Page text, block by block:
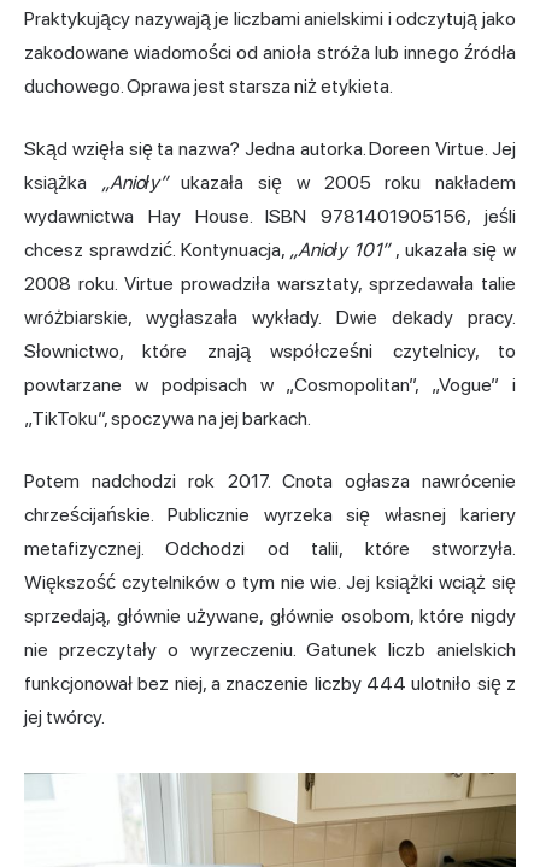
Praktykujący nazywają je liczbami anielskimi i odczytują jako
zakodowane wiadomości od anioła stróża lub innego źródła
duchowego. Oprawa jest starsza niż etykieta.
Skąd wzięła się ta nazwa? Jedna autorka. Doreen Virtue. Jej
książka „Anioły”ukazała się w 2005 roku nakładem
wydawnictwa Hay House. ISBN 9781401905156, jeśli
chcesz sprawdzić. Kontynuacja, „Anioły 101”, ukazała się w
2008 roku. Virtue prowadziła warsztaty, sprzedawała talie
wróżbiarskie, wygłaszała wykłady. Dwie dekady pracy.
Słownictwo, które znają współcześni czytelnicy, to
powtarzane w podpisach w „Cosmopolitan”, „Vogue” i
„TikToku”, spoczywa na jej barkach.
Potem nadchodzi rok 2017. Cnota ogłasza nawrócenie
chrześcijańskie. Publicznie wyrzeka się własnej kariery
metafizycznej. Odchodzi od talii, które stworzyła.
Większość czytelników o tym nie wie. Jej książki wciąż się
sprzedają, głównie używane, głównie osobom, które nigdy
nie przeczytały o wyrzeczeniu. Gatunek liczb anielskich
funkcjonował bez niej, a znaczenie liczby 444 ulotniło się z
jej twórcy.